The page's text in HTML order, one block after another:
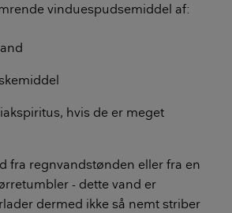
vinduespudsemiddel af:
hvis de er meget
fra regnvandstønden eller fra en
- dette vand er
dermed ikke så nemt striber